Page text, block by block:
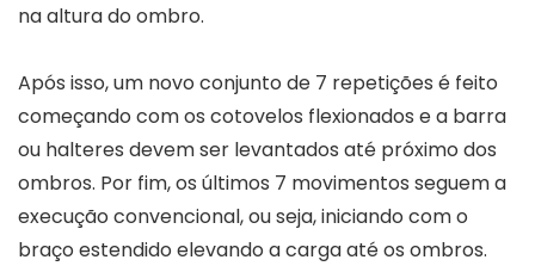
na altura do ombro.
Após isso, um novo conjunto de 7 repetições é feito
começando com os cotovelos flexionados e a barra
ou halteres devem ser levantados até próximo dos
ombros. Por fim, os últimos 7 movimentos seguem a
execução convencional, ou seja, iniciando com o
braço estendido elevando a carga até os ombros.